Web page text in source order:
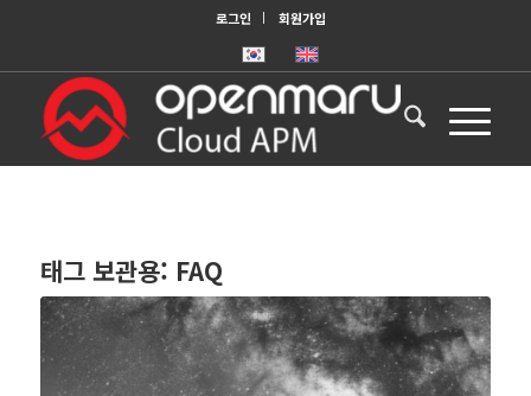
로그인 회원가입
태그 보관용: FAQ